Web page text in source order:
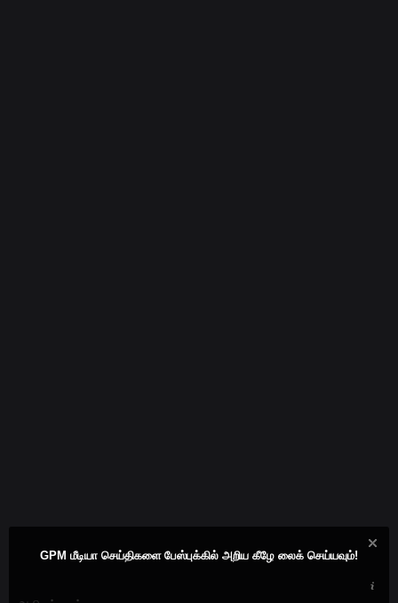
GPM மீடியா செய்திகளை பேஸ்புக்கில் அறிய கீழே லைக் செய்யவும்!